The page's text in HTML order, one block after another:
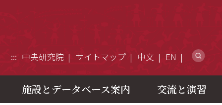
::: 中央研究院 サイトマップ 中文 EN
施設とデータベース案内 交流と演習